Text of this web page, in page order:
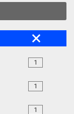
1
1
1